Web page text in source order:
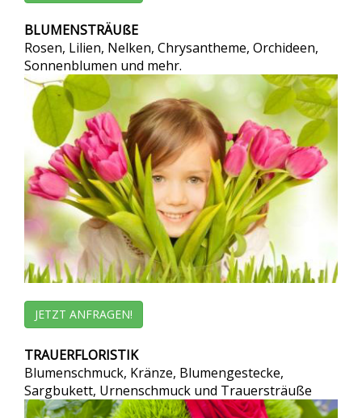
BLUMENSTRÄUßE
Rosen, Lilien, Nelken, Chrysantheme, Orchideen,
Sonnenblumen und mehr.
JETZT ANFRAGEN!
TRAUERFLORISTIK
Blumenschmuck, Kränze, Blumengestecke,
Sargbukett, Urnenschmuck und Trauersträuße